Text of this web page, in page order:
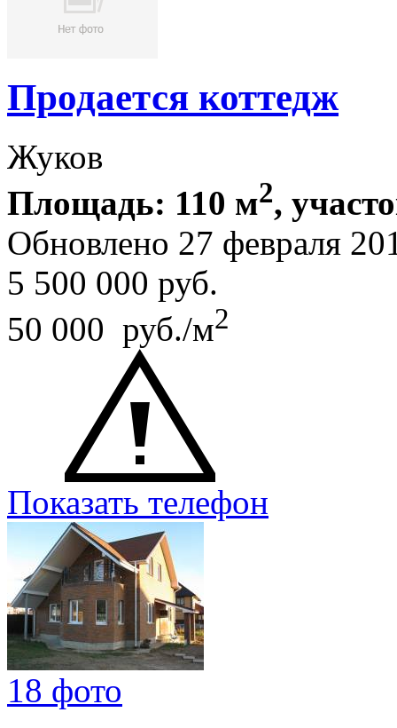
Продается коттедж
Жуков
Площадь: 110 м2,
Обновлено 27 февраля
5 500 000 руб.
50 000 руб./м2
Показать телефон
18 фото